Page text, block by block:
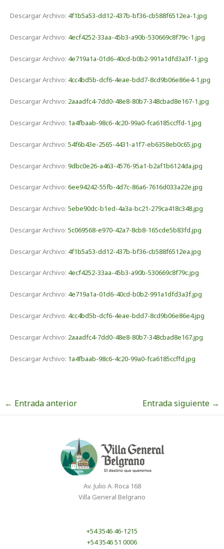
Descargar Archivo: 4f1b5a53-dd12-437b-bf36-cb588f6512ea-1.jpg
Descargar Archivo: 4ecf4252-33aa-45b3-a90b-530669c8f79c-1.jpg
Descargar Archivo: 4e719a1a-01d6-40cd-b0b2-991a1dfd3a3f-1.jpg
Descargar Archivo: 4cc4bd5b-dcf6-4eae-bdd7-8cd9b06e86e4-1.jpg
Descargar Archivo: 2aaadfc4-7dd0-48e8-80b7-348cbad8e167-1.jpg
Descargar Archivo: 1a4fbaab-98c6-4c20-99a0-fca6185ccffd-1.jpg
Descargar Archivo:54f6b43e-2565-4431-a1f7-eb6358eb0c65.jpg
Descargar Archivo:9dbc0e26-a463-4576-95a1-b2af1b6124da.jpg
Descargar Archivo:6ee94242-55fb-4d7c-86a6-7616d033a22e.jpg
Descargar Archivo:5ebe90dc-b1ed-4a3a-bc21-279ca418c348.jpg
Descargar Archivo:5c069568-e970-42a7-8cb8-165cde5b83fd.jpg
Descargar Archivo: 4f1b5a53-dd12-437b-bf36-cb588f6512ea.jpg
Descargar Archivo: 4ecf4252-33aa-45b3-a90b-530669c8f79c.jpg
Descargar Archivo: 4e719a1a-01d6-40cd-b0b2-991a1dfd3a3f.jpg
Descargar Archivo: 4cc4bd5b-dcf6-4eae-bdd7-8cd9b06e86e4.jpg
Descargar Archivo: 2aaadfc4-7dd0-48e8-80b7-348cbad8e167.jpg
Descargar Archivo: 1a4fbaab-98c6-4c20-99a0-fca6185ccffd.jpg
← Entrada anterior Entrada siguiente →
Av. Julio A. Roca 168
Villa General Belgrano
+54 3546 46-1215
+54 3546 51 0006